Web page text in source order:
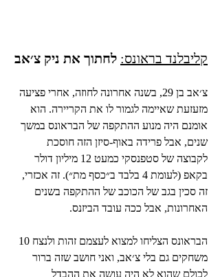
קליבלנד בראונס: לחתוך את ניק צ׳אב
צ׳אב בן 29, בשנה אחרונה לחוזה, אחרי פציעה
מזעזעת שאיימה לגמור לו את הקריירה. הוא
אומנם היה מנוע ההתקפה של הבראונס במשך
שנים, אבל פרידה באוף-סיזן הזה חוסכת
לקבוצה של סטפנסקי כמעט 12 מיליון דולר
בקאפ (לעומת 4 בלבד ב״כסף מת״). זה אכזרי,
זה סכין בגב של הכוכב של ההתקפה בשנים
האחרונות, אבל ככה עובד הביזנס.
משחקים גם בלי צ׳אב, ואני חושב שזה ברור
לכולם שהוא לא היה עושה את ההבדל